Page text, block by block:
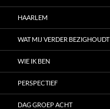
HAARLEM
WAT MIJ VERDER BEZIGHOUDT
WIE IK BEN
PERSPECTIEF
DAG GROEP ACHT